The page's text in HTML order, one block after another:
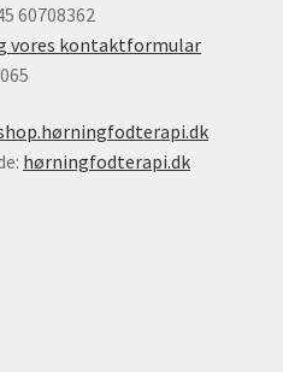
60708362
vores kontaktformular
hørningfodterapi.dk